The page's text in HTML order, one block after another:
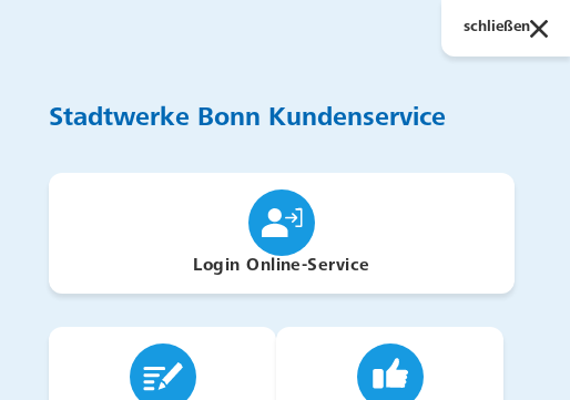
schließen
Stadtwerke Bonn Kundenservice
Login Online-Service